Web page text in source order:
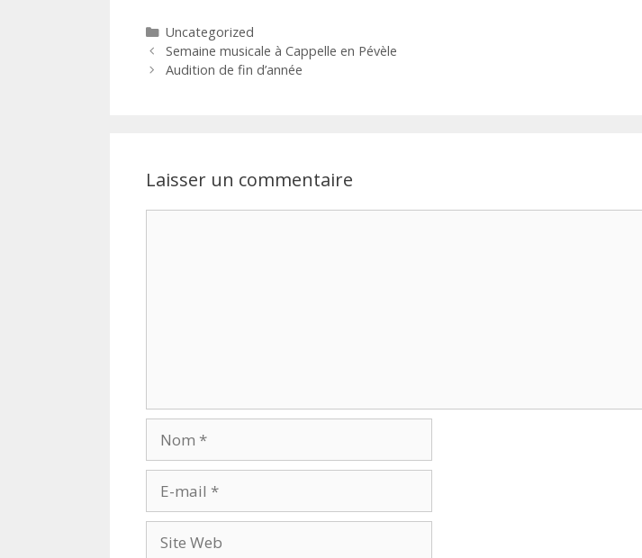
Catégories
Uncategorized
Navigation
des
Semaine musicale à Cappelle en Pévèle
Audition de fin d’année
Laisser un commentaire
mail